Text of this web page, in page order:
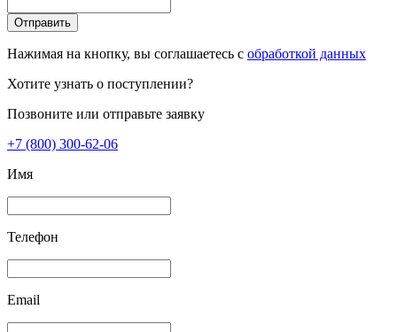
Отправить
Нажимая на кнопку, вы соглашаетесь с обработкой данных
Хотите узнать о поступлении?
Позвоните или отправьте заявку
+7 (800) 300-62-06
Имя
Телефон
Email